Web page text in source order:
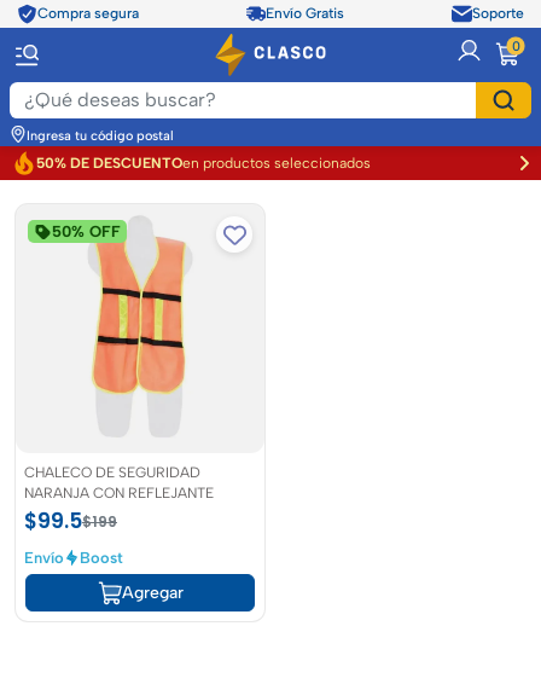
Compra segura Envío Gratis Soporte
0
Ingresa tu código postal
50% DE DESCUENTOen productos seleccionados
50% OFF
CHALECO DE SEGURIDAD
NARANJA CON REFLEJANTE
$99.5$199
Envío Boost
Agregar